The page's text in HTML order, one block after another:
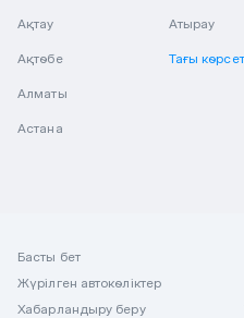
Ақтау
Ақтөбе
Алматы
Астана
Атырау
Тағы
Басты бет
Жүрілген автокөліктер
Хабарландыру беру